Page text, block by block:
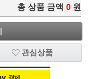
총 상품 금액 0 원
관심상품